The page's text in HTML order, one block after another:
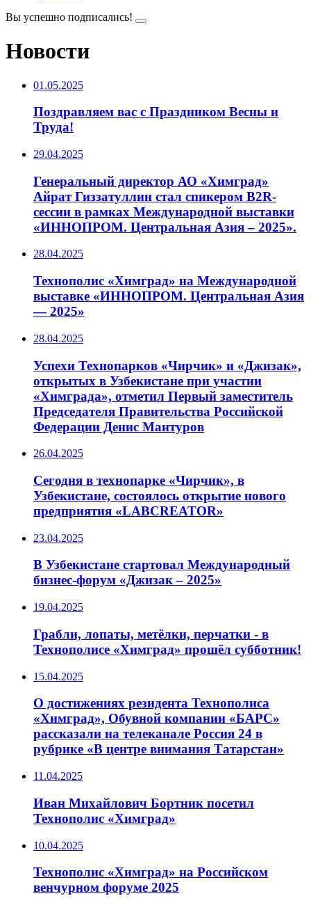
Вы успешно подписались!
Новости
01.05.2025
Поздравляем вас с Праздником Весны и
Труда!
29.04.2025
Генеральный директор АО «Химград»
Айрат Гиззатуллин стал спикером B2R-
сессии в рамках Международной выставки
«ИННОПРОМ. Центральная Азия – 2025».
28.04.2025
Технополис «Химград» на Международной
выставке «ИННОПРОМ. Центральная Азия
— 2025»
28.04.2025
Успехи Технопарков «Чирчик» и «Джизак»,
открытых в Узбекистане при участии
«Химграда», отметил Первый заместитель
Председателя Правительства Российской
Федерации Денис Мантуров
26.04.2025
Сегодня в технопарке «Чирчик», в
Узбекистане, состоялось открытие нового
предприятия «LABCREATOR»
23.04.2025
В Узбекистане стартовал Международный
бизнес-форум «Джизак – 2025»
19.04.2025
Грабли, лопаты, метёлки, перчатки - в
Технополисе «Химград» прошёл субботник!
15.04.2025
О достижениях резидента Технополиса
«Химград», Обувной компании «БАРС»
рассказали на телеканале Россия 24 в
рубрике «В центре внимания Татарстан»
11.04.2025
Иван Михайлович Бортник посетил
Технополис «Химград»
10.04.2025
Технополис «Химград» на Российском
венчурном форуме 2025